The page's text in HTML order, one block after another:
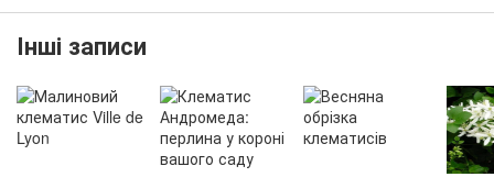
Інші записи